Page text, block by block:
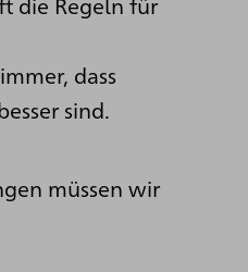
dass
sind.
müssen wir